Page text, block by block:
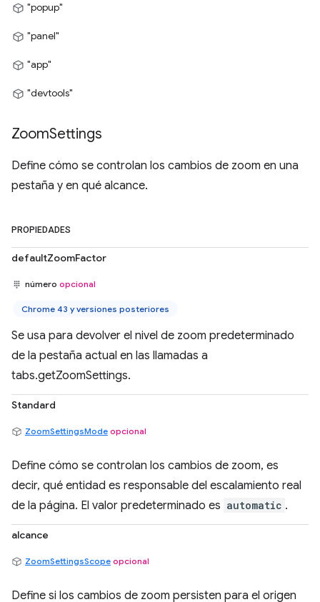
"popup"
"panel"
"app"
"devtools"
ZoomSettings
Define cómo se controlan los cambios de zoom en una
pestaña y en qué alcance.
PROPIEDADES
defaultZoomFactor
número opcional
Chrome 43 y versiones posteriores
Se usa para devolver el nivel de zoom predeterminado
de la pestaña actual en las llamadas a
tabs.getZoomSettings.
Standard
ZoomSettingsMode opcional
Define cómo se controlan los cambios de zoom, es
decir, qué entidad es responsable del escalamiento real
de la página. El valor predeterminado es automatic .
alcance
ZoomSettingsScope opcional
Define si los cambios de zoom persisten para el origen